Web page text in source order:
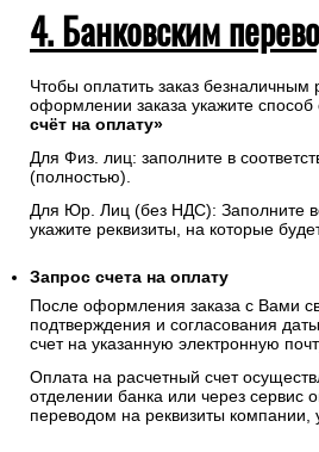
4. Банковским
Чтобы оплатить заказ безналичным
оформлении заказа укажите способ
счёт на оплату»
Для Физ. лиц: заполните в
(полностью).
Для Юр. Лиц (без НДС): Заполните
укажите реквизиты, на которые
Запрос счета на оплату
После оформления заказа с Вами
подтверждения и согласования
счет на указанную электронную
Оплата на расчетный счет
отделении банка или через сервис
переводом на реквизиты компании,